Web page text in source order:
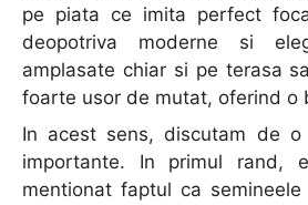
pe piata ce imita perfect
deopotriva moderne si
amplasate chiar si pe terasa
foarte usor de mutat, oferind o
In acest sens, discutam de
importante. In primul rand,
mentionat faptul ca